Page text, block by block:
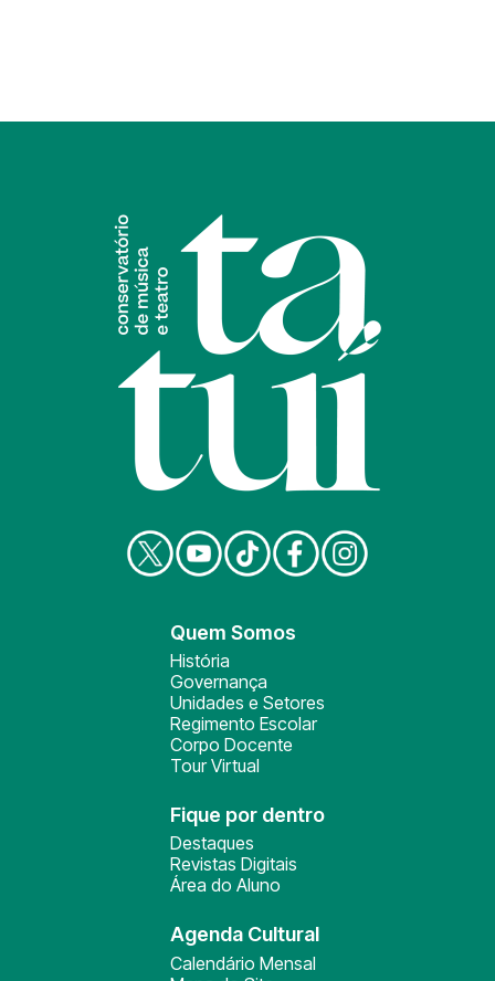
Quem Somos
História
Governança
Unidades e Setores
Regimento Escolar
Corpo Docente
Tour Virtual
Fique por dentro
Destaques
Revistas Digitais
Área do Aluno
Agenda Cultural
Calendário Mensal